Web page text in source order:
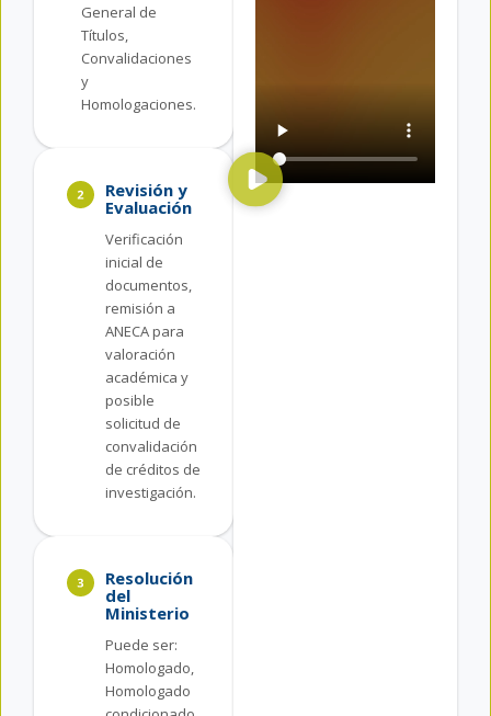
General de
Títulos,
Convalidaciones
y
Homologaciones.
Revisión y
Evaluación
Verificación
inicial de
documentos,
remisión a
ANECA para
valoración
académica y
posible
solicitud de
convalidación
de créditos de
investigación.
Resolución
del
Ministerio
Puede ser:
Homologado,
Homologado